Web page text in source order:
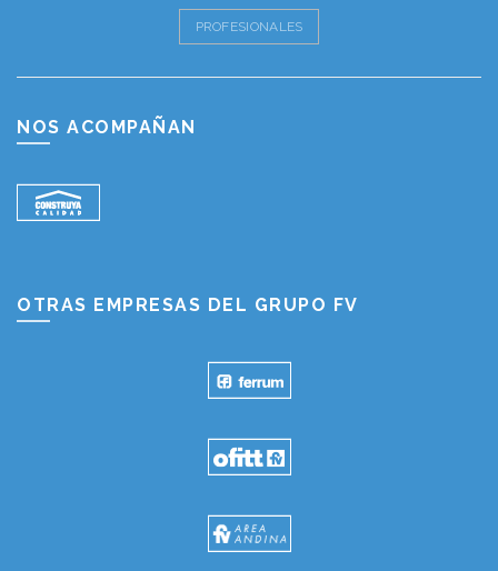
PROFESIONALES
NOS ACOMPAÑAN
OTRAS EMPRESAS DEL GRUPO FV